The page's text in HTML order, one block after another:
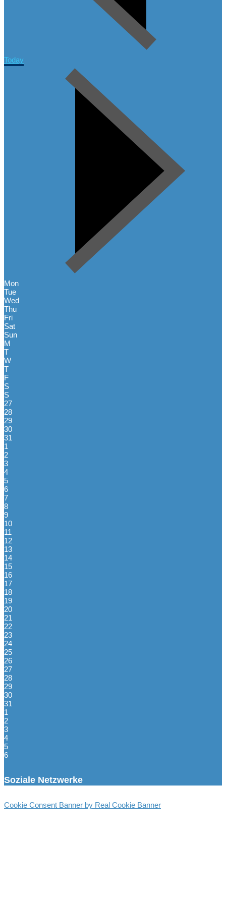
Today
Mon
Tue
Wed
Thu
Fri
Sat
Sun
M
T
W
T
F
S
S
27
28
29
30
31
1
2
3
4
5
6
7
8
9
10
11
12
13
14
15
16
17
18
19
20
21
22
23
24
25
26
27
28
29
30
31
1
2
3
4
5
6
Soziale Netzwerke
Cookie Consent Banner by Real Cookie Banner